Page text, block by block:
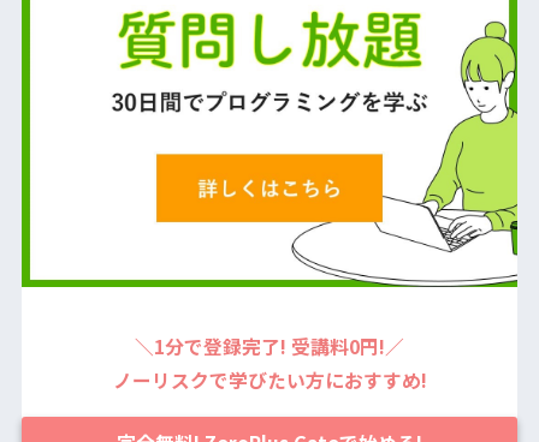
＼1分で登録完了! 受講料0円!／
ノーリスクで学びたい方におすすめ!